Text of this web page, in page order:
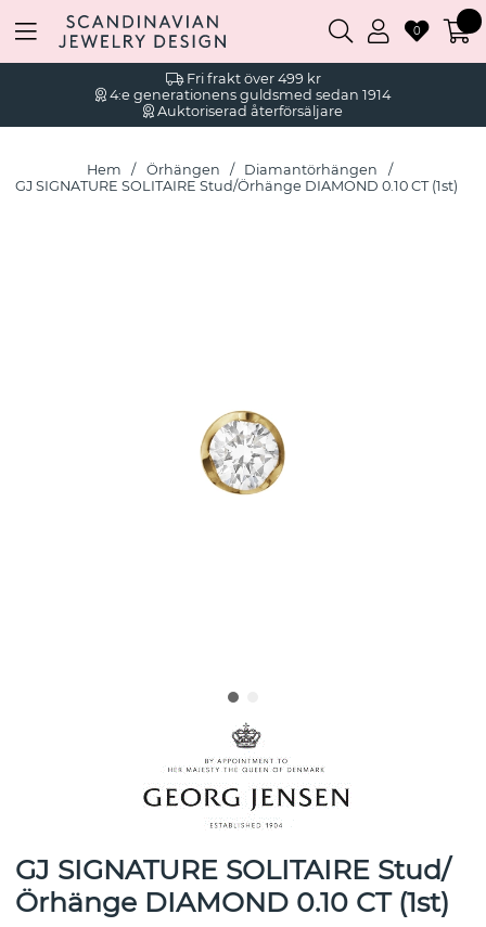
Fri frakt över 499 kr
4:e generationens guldsmed sedan 1914
Auktoriserad återförsäljare
0
Hem Örhängen
Diamantörhängen
GJ SIGNATURE SOLITAIRE Stud/Örhänge DIAMOND 0.10 CT (1st)
GJ SIGNATURE SOLITAIRE Stud/
Örhänge DIAMOND 0.10 CT (1st)